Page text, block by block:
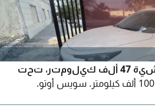
شانجان UNI K 2024 ماشية 47 ألف كيلومتر، تحت
الضمان، الصيانة مغطاة حتى 100 ألف كيلومتر. سويس أوتو.